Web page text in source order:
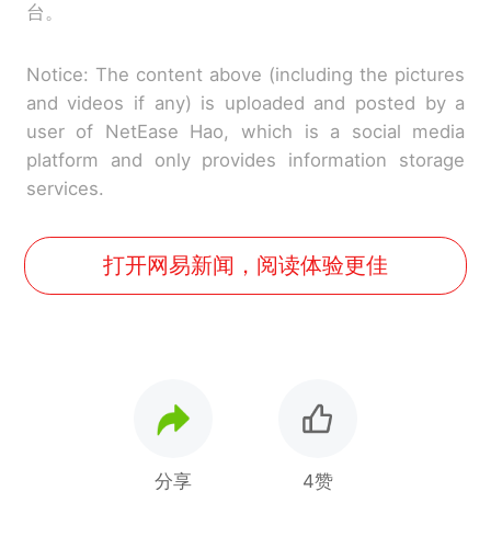
台。
Notice: The content above (including the pictures
and videos if any) is uploaded and posted by a
user of NetEase Hao, which is a social media
platform and only provides information storage
services.
打开网易新闻，阅读体验更佳
分享 4赞